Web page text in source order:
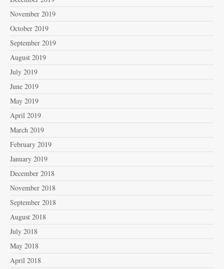
November 2019
October 2019
September 2019
August 2019
July 2019
June 2019
May 2019
April 2019
March 2019
February 2019
January 2019
December 2018
November 2018
September 2018
August 2018
July 2018
May 2018
April 2018